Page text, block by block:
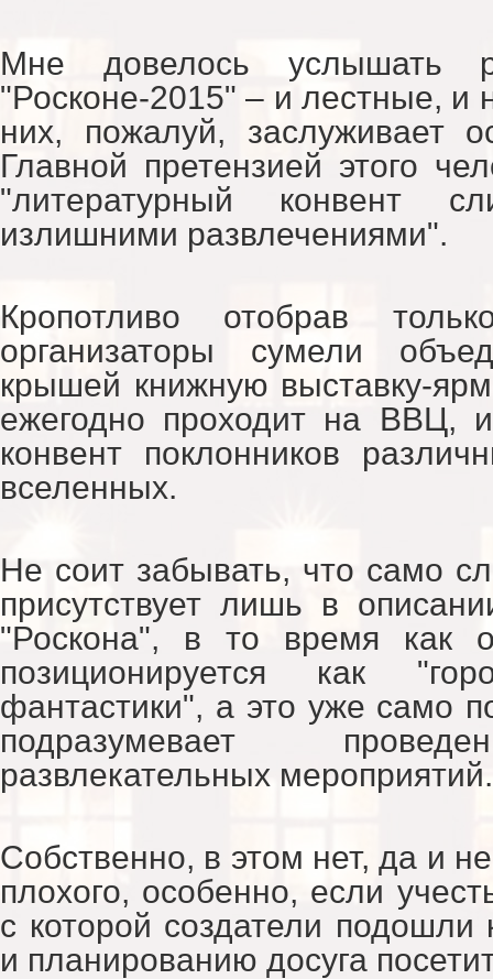
Мне довелось услышать
"Росконе-2015" – и лестные, и
них, пожалуй, заслуживает
Главной претензией этого
"литературный конвент
излишними развлечениями".
Кропотливо отобрав
организаторы сумели
крышей книжную выставку-
ежегодно проходит на ВВЦ,
конвент поклонников
вселенных.
Не соит забывать, что само
присутствует лишь в
"Роскона", в то время как
позиционируется как
фантастики", а это уже само
подразумевает
развлекательных мероприятий.
Собственно, в этом нет, да и
плохого, особенно, если
с которой создатели подошли
и планированию досуга